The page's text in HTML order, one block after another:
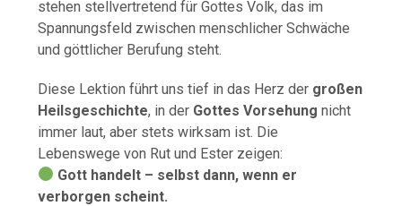
stehen stellvertretend für Gottes Volk, das im
Spannungsfeld zwischen menschlicher Schwäche
und göttlicher Berufung steht.
Diese Lektion führt uns tief in das Herz der großen
Heilsgeschichte, in der Gottes Vorsehung nicht
immer laut, aber stets wirksam ist. Die
Lebenswege von Rut und Ester zeigen:
Gott handelt – selbst dann, wenn er
verborgen scheint.